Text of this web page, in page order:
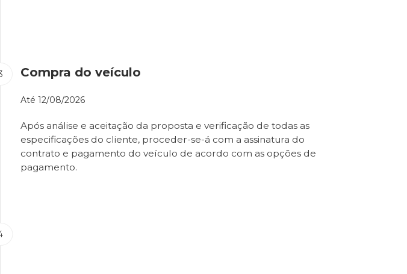
Compra do veículo
Até 12/08/2026
Após análise e aceitação da proposta e verificação de todas as
especificações do cliente, proceder-se-á com a assinatura do
contrato e pagamento do veículo de acordo com as opções de
pagamento.